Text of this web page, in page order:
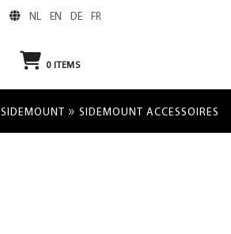
NL EN DE FR
0ITEMS
SIDEMOUNT » SIDEMOUNT ACCESSOIRES